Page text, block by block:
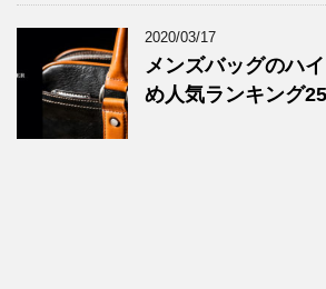
2020/03/17
メンズバッグのハ
め人気ランキング25